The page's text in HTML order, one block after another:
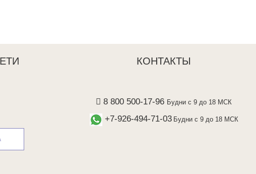
КОНТАКТЫ
8 800 500-17-96 Будни с 9 до 18 МСК
+7-926-494-71-03 Будни с 9 до 18 МСК